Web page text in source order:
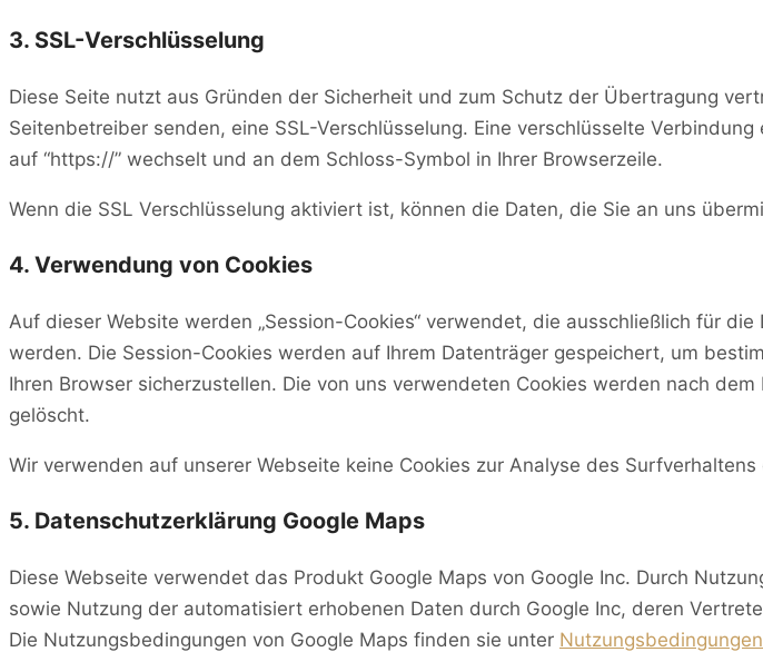
3. SSL-Verschlüsselung
Diese Seite nutzt aus Gründen der Sicherheit und zum Schutz der Übertragung
Seitenbetreiber senden, eine SSL-Verschlüsselung. Eine verschlüsselte
auf “https://” wechselt und an dem Schloss-Symbol in Ihrer Browserzeile.
Wenn die SSL Verschlüsselung aktiviert ist, können die Daten, die Sie an uns
4. Verwendung von Cookies
Auf dieser Website werden „Session-Cookies“ verwendet, die ausschließlich für
werden. Die Session-Cookies werden auf Ihrem Datenträger gespeichert, um
Ihren Browser sicherzustellen. Die von uns verwendeten Cookies werden nach
gelöscht.
Wir verwenden auf unserer Webseite keine Cookies zur Analyse des
5. Datenschutzerklärung Google Maps
Diese Webseite verwendet das Produkt Google Maps von Google Inc. Durch
sowie Nutzung der automatisiert erhobenen Daten durch Google Inc, deren
Die Nutzungsbedingungen von Google Maps finden sie unter